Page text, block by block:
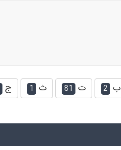
ب 2 ت 81 ث 1 ج